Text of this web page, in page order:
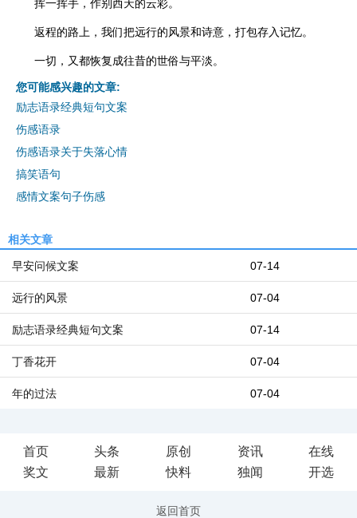
挥一挥手，作别西天的云彩。
返程的路上，我们把远行的风景和诗意，打包存入记忆。
一切，又都恢复成往昔的世俗与平淡。
您可能感兴趣的文章:
励志语录经典短句文案
伤感语录
伤感语录关于失落心情
搞笑语句
感情文案句子伤感
相关文章
07-14
早安问候文案
07-04
远行的风景
07-14
励志语录经典短句文案
07-04
丁香花开
07-04
年的过法
首页 头条 原创 资讯
在线
奖文
最新 快料 独闻 开选
返回首页